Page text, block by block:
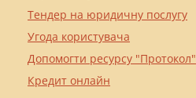
Тендер на юридичну послугу
Угода користувача
Допомогти ресурсу "Протокол"
Кредит онлайн